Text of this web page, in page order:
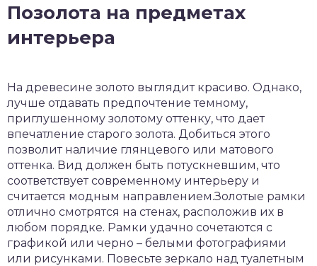
Позолота на предметах
интерьера
На древесине золото выглядит красиво. Однако,
лучше отдавать предпочтение темному,
приглушенному золотому оттенку, что дает
впечатление старого золота. Добиться этого
позволит наличие глянцевого или матового
оттенка. Вид должен быть потускневшим, что
соответствует современному интерьеру и
считается модным направлением.Золотые рамки
отлично смотрятся на стенах, расположив их в
любом порядке. Рамки удачно сочетаются с
графикой или черно – белыми фотографиями
или рисунками. Повесьте зеркало над туалетным